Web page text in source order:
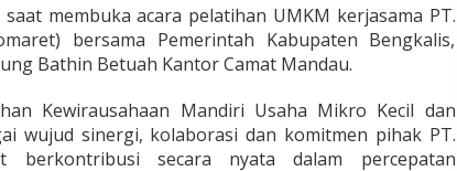
membuka acara pelatihan UMKM kerjasama PT.
bersama Pemerintah Kabupaten Bengkalis,
Bathin Betuah Kantor Camat Mandau.
Kewirausahaan Mandiri Usaha Mikro Kecil dan
wujud sinergi, kolaborasi dan komitmen pihak PT.
berkontribusi secara nyata dalam percepatan